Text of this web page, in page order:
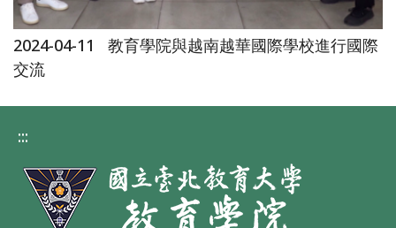
2024-04-11
教育學院與越南越華國際學校進行國際
交流
:::